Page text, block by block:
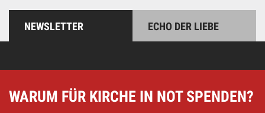
NEWSLETTER ECHO DER LIEBE
WARUM FÜR KIRCHE IN NOT SPENDEN?